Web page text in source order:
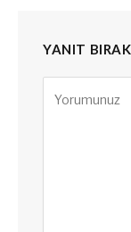
YANIT BIRAK